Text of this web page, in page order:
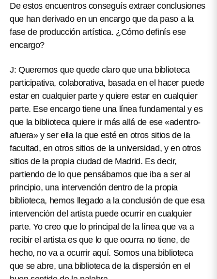
De estos encuentros conseguís extraer conclusiones
que han derivado en un encargo que da paso a la
fase de producción artística. ¿Cómo definís ese
encargo?
J: Queremos que quede claro que una biblioteca
participativa, colaborativa, basada en el hacer puede
estar en cualquier parte y quiere estar en cualquier
parte. Ese encargo tiene una línea fundamental y es
que la biblioteca quiere ir más allá de ese «adentro-
afuera» y ser ella la que esté en otros sitios de la
facultad, en otros sitios de la universidad, y en otros
sitios de la propia ciudad de Madrid. Es decir,
partiendo de lo que pensábamos que iba a ser al
principio, una intervención dentro de la propia
biblioteca, hemos llegado a la conclusión de que esa
intervención del artista puede ocurrir en cualquier
parte. Yo creo que lo principal de la línea que va a
recibir el artista es que lo que ocurra no tiene, de
hecho, no va a ocurrir aquí. Somos una biblioteca
que se abre, una biblioteca de la dispersión en el